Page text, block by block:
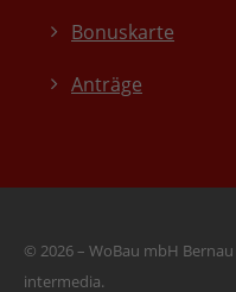
Bonuskarte
Anträge
© 2026 – WoBau mbH
intermedia.